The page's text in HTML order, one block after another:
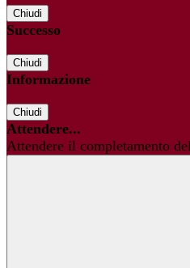
Chiudi
Successo
Chiudi
Informazione
Chiudi
Attendere...
Attendere il completamento